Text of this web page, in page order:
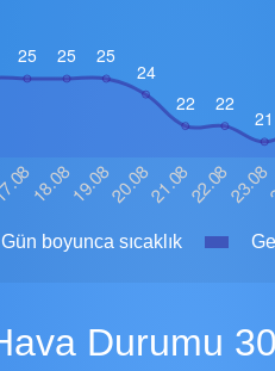
boyunca sıcaklık
Hava Durumu